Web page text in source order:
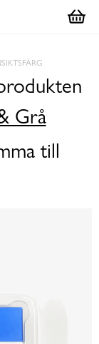
Grå
till